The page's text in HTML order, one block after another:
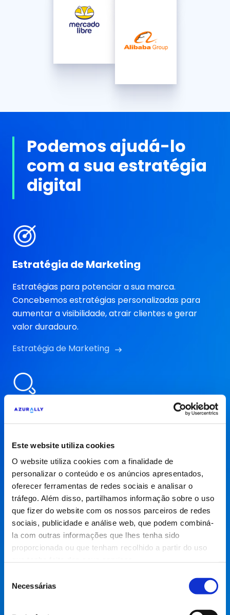
Este website utiliza cookies
O website utiliza cookies com a finalidade de
personalizar o conteúdo e os anúncios apresentados,
oferecer ferramentas de redes sociais e analisar o
tráfego. Além disso, partilhamos informação sobre o uso
que fizer do website com os nossos parceiros de redes
sociais, publicidade e análise web, que podem combiná-
la com outras informações que lhes tenha sido
proporcionada ou que tenham recolhido a partir do uso
Necessárias
Podemos ajudá-lo
com a sua estratégia
digital
Estratégia de Marketing
Estratégias para potenciar a sua marca.
Concebemos estratégias personalizadas para
aumentar a visibilidade, atrair clientes e gerar
valor duradouro.
Estratégia de Marketing
SEO
estratégias digitais avançadas para melhorar a
visibilidade nos motores de pesquisa, o tráfego
orgânico e as conversões.
SEO
Paid Media
Alcance mais utilizadores com Paid Media.
Desenvolvemos campanhas personalizadas em
programática, search, social e marketplaces para